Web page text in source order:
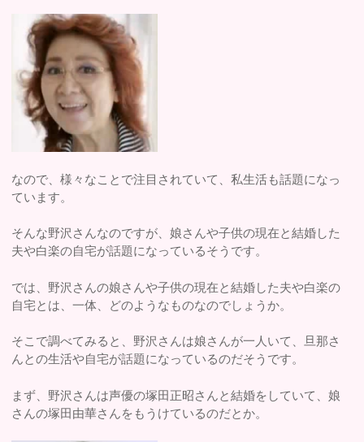
なので、様々なことで注目されていて、私生活も話題になっ
ています。
そんな野沢さんなのですが、娘さんや子供の現在と結婚した
夫や白楽の自宅が話題になっているそうです。
では、野沢さんの娘さんや子供の現在と結婚した夫や白楽の
自宅とは、一体、どのようなものなのでしょうか。
そこで調べてみると、野沢さんは娘さんが一人いて、旦那さ
んとの生活や自宅が話題になっているのだそうです。
まず、野沢さんは声優の塚田正昭さんと結婚をしていて、娘
さんの塚田由華さんをもうけているのだとか。